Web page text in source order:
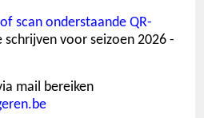
of scan onderstaande QR-
voor seizoen 2026 -
mail bereiken